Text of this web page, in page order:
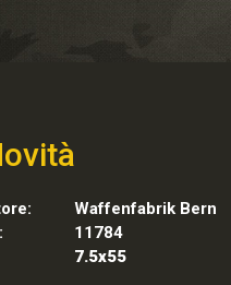
Waffenfabrik Bern
11784
7.5x55